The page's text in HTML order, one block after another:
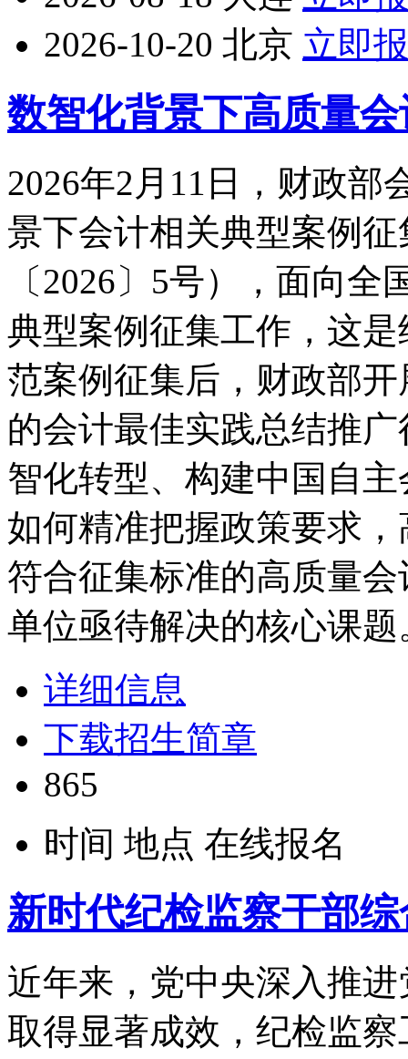
2026-10-20 北京 立即
数智化背景下高质量
2026年2月11日，财政部
景下会计相关典型案例
〔2026〕5号），面向
典型案例征集工作，这
范案例征集后，财政部
的会计最佳实践总结推
智化转型、构建中国自
如何精准把握政策要求
符合征集标准的高质量
单位亟待解决的核心课题
详细信息
下载招生简章
865
时间 地点 在线报名
新时代纪检监察干部
近年来，党中央深入推
取得显著成效，纪检监